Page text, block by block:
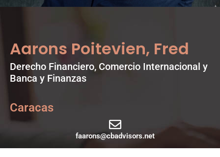
Aarons Poitevien, Fred
Derecho Financiero, Comercio Internacional y
Banca y Finanzas
Caracas
faarons@cbadvisors.net